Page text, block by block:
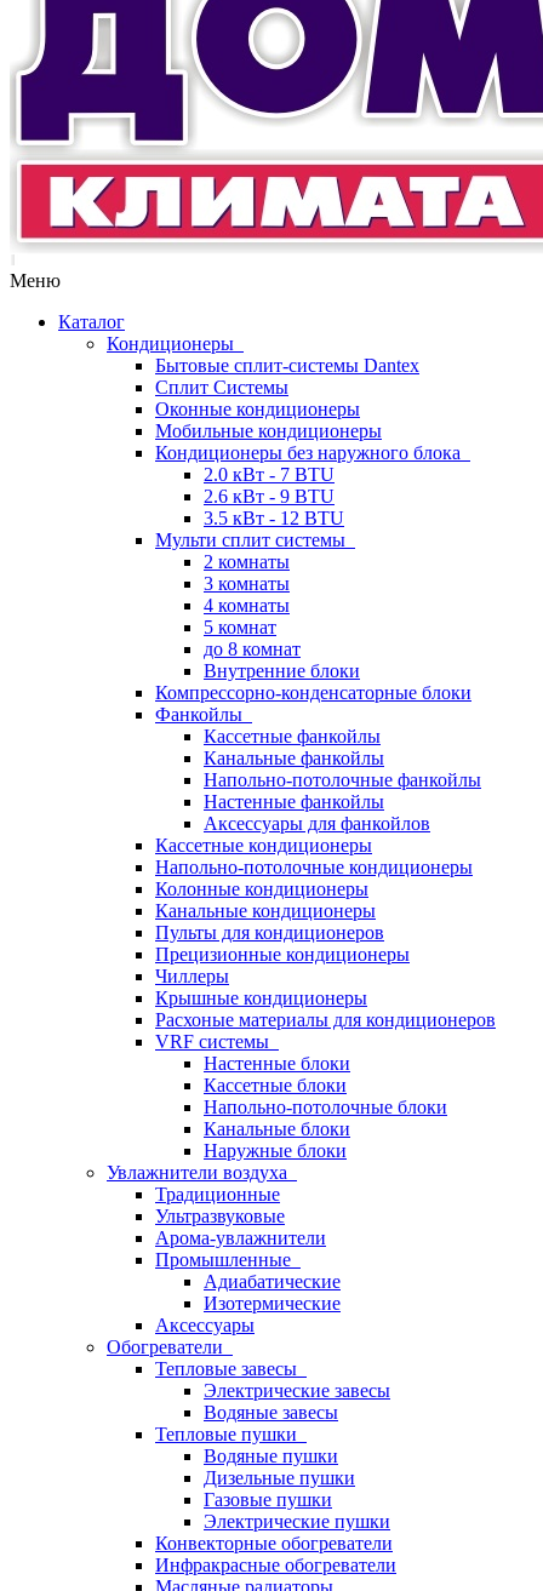
Меню
Каталог
Кондиционеры
Бытовые сплит-системы Dantex
Сплит Системы
Оконные кондиционеры
Мобильные кондиционеры
Кондиционеры без наружного блока
2.0 кВт - 7 BTU
2.6 кВт - 9 BTU
3.5 кВт - 12 BTU
Мульти сплит системы
2 комнаты
3 комнаты
4 комнаты
5 комнат
до 8 комнат
Внутренние блоки
Компрессорно-конденсаторные блоки
Фанкойлы
Кассетные фанкойлы
Канальные фанкойлы
Напольно-потолочные фанкойлы
Настенные фанкойлы
Аксессуары для фанкойлов
Кассетные кондиционеры
Напольно-потолочные кондиционеры
Колонные кондиционеры
Канальные кондиционеры
Пульты для кондиционеров
Прецизионные кондиционеры
Чиллеры
Крышные кондиционеры
Расхоные материалы для кондиционеров
VRF системы
Настенные блоки
Кассетные блоки
Напольно-потолочные блоки
Канальные блоки
Наружные блоки
Увлажнители воздуха
Традиционные
Ультразвуковые
Арома-увлажнители
Промышленныe
Адиабатические
Изотермические
Аксессуары
Обогреватели
Тепловые завесы
Электрические завесы
Водяные завесы
Тепловые пушки
Водяные пушки
Дизельные пушки
Газовые пушки
Электрические пушки
Конвекторные обогреватели
Инфракрасные обогреватели
Масляные радиаторы